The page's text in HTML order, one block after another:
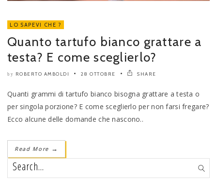
LO SAPEVI CHE ?
Quanto tartufo bianco grattare a
testa? E come sceglierlo?
by ROBERTO AMBOLDI 28 OTTOBRE SHARE
Quanti grammi di tartufo bianco bisogna grattare a testa o
per singola porzione? E come sceglierlo per non farsi fregare?
Ecco alcune delle domande che nascono..
Read More →